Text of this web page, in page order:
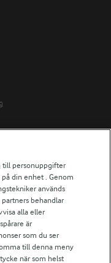
till personuppgifter
din enhet . Genom
används
behandlar
alla eller
är
som du ser
till denna meny
när som helst